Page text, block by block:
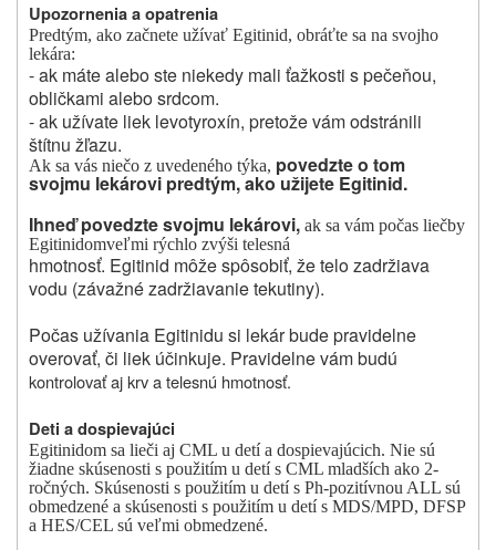
Upozornenia a opatrenia
Predtým, ako začnete užívať Egitinid, obráťte sa na svojho
lekára:
- ak máte alebo ste niekedy mali ťažkosti s pečeňou,
obličkami alebo srdcom.
- ak užívate liek levotyroxín, pretože vám odstránili
štítnu žľazu.
Ak sa vás niečo z uvedeného týka, povedzte o tom
svojmu lekárovi predtým, ako užijete Egitinid.
Ihneď povedzte svojmu lekárovi, ak sa vám počas liečby
Egitinidomveľmi rýchlo zvýši telesná
hmotnosť. Egitinid môže spôsobiť, že telo zadržiava
vodu (závažné zadržiavanie tekutiny).
Počas užívania Egitinidu si lekár bude pravidelne
overovať, či liek účinkuje. Pravidelne vám budú
kontrolovať aj krv a telesnú hmotnosť.
Deti a dospievajúci
Egitinidom sa lieči aj CML u detí a dospievajúcich. Nie sú
žiadne skúsenosti s použitím u detí s CML mladších ako 2-
ročných. Skúsenosti s použitím u detí s Ph-pozitívnou ALL sú
obmedzené a skúsenosti s použitím u detí s MDS/MPD, DFSP
a HES/CEL sú veľmi obmedzené.